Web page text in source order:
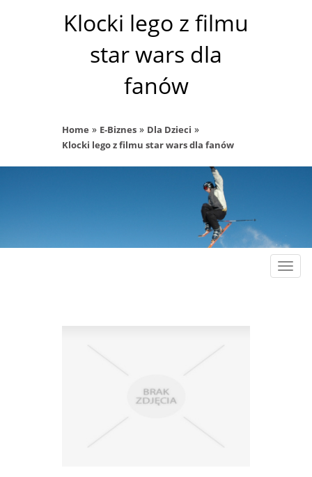
Klocki lego z filmu
star wars dla
fanów
Home » E-Biznes » Dla Dzieci »
Klocki lego z filmu star wars dla fanów